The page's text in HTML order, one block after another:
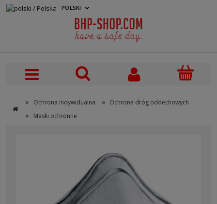
» Ochrona indywidualna » Ochrona dróg oddechowych
» Maski ochronne
POLSKI